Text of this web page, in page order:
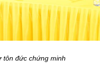
tôn đức chứng minh